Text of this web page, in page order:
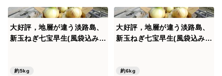
大好評，地層が違う淡路島、
新玉ねぎ七宝早生(風袋込み5
約5kg
大好評，地層が違う淡路島、
新玉ねぎ七宝早生(風袋込み６
約6kg